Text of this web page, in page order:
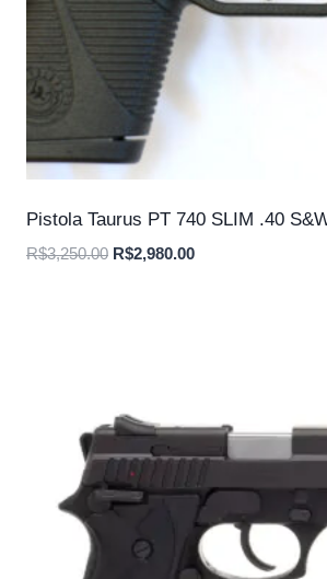
Pistola Taurus PT 740 SLIM .40
R$3,250.00 O
R$2,980.00O